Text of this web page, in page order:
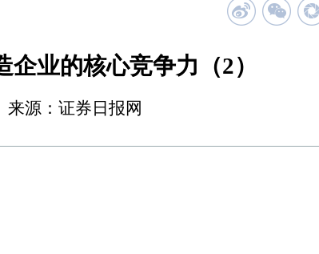
业的核心竞争力（2）
来源：证券日报网